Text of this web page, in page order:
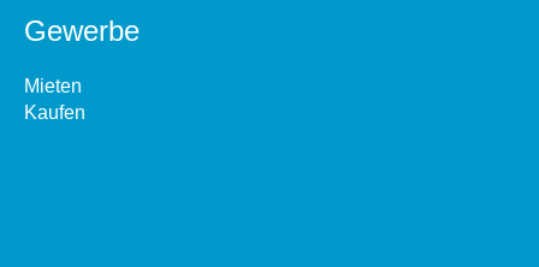
Gewerbe
Mieten
Kaufen